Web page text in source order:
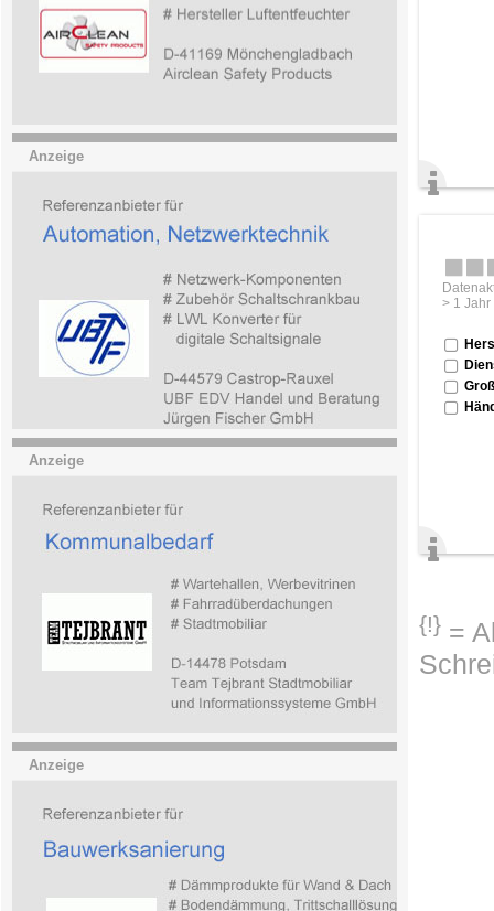
Anzeige
Anzeige
Anzeige
> 1 Jahr
{!} =